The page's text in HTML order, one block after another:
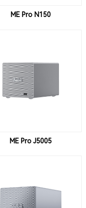
ME Pro N150
ME Pro J5005